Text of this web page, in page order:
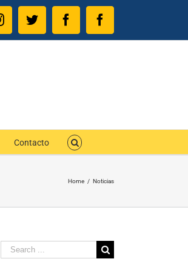
InstagramTwitter Facebook
Contacto
Home / Noticias
Search
for: